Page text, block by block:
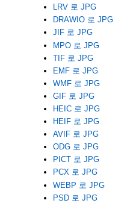
LRV 로 JPG
DRAWIO 로 JPG
JIF 로 JPG
MPO 로 JPG
TIF 로 JPG
EMF 로 JPG
WMF 로 JPG
GIF 로 JPG
HEIC 로 JPG
HEIF 로 JPG
AVIF 로 JPG
ODG 로 JPG
PICT 로 JPG
PCX 로 JPG
WEBP 로 JPG
PSD 로 JPG